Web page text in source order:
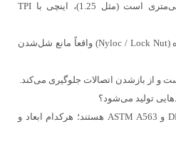
با بررسی گام رزوه؛ متریک میلی‌متری است (مثل 1.25)، اینچی با TPI
۴. آیا استفاده از مهره قفل‌شونده (Nyloc / Lock Nut) واقعاً مانع شل‌شدن
و از بازشدن اتصالات جلوگیری می‌کند.
متداول‌ترین‌ها DIN 934، ISO 4032 و ASTM A563 هستند؛ هرکدام ابعاد و